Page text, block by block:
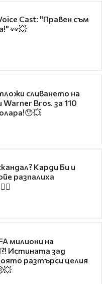
Cast: "Правен съм
👀💥
сливането на
Bros. за 110
Карди Би и
разпалиха
милиони на
Истината зад
разтърси целия